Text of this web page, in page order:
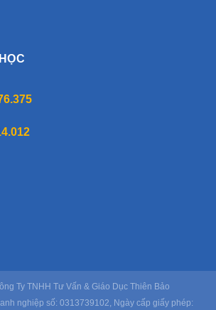
Ty TNHH Tư Vấn & Giáo Dục Thiên Bảo
nghiệp số: 0313739102, Ngày cấp giấy phép: